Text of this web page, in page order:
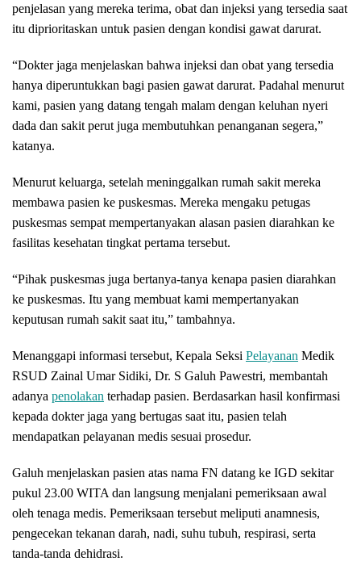
penjelasan yang mereka terima, obat dan injeksi yang tersedia saat
itu diprioritaskan untuk pasien dengan kondisi gawat darurat.
“Dokter jaga menjelaskan bahwa injeksi dan obat yang tersedia
hanya diperuntukkan bagi pasien gawat darurat. Padahal menurut
kami, pasien yang datang tengah malam dengan keluhan nyeri
dada dan sakit perut juga membutuhkan penanganan segera,”
katanya.
Menurut keluarga, setelah meninggalkan rumah sakit mereka
membawa pasien ke puskesmas. Mereka mengaku petugas
puskesmas sempat mempertanyakan alasan pasien diarahkan ke
fasilitas kesehatan tingkat pertama tersebut.
“Pihak puskesmas juga bertanya-tanya kenapa pasien diarahkan
ke puskesmas. Itu yang membuat kami mempertanyakan
keputusan rumah sakit saat itu,” tambahnya.
Menanggapi informasi tersebut, Kepala Seksi Pelayanan Medik
RSUD Zainal Umar Sidiki, Dr. S Galuh Pawestri, membantah
adanya penolakan terhadap pasien. Berdasarkan hasil konfirmasi
kepada dokter jaga yang bertugas saat itu, pasien telah
mendapatkan pelayanan medis sesuai prosedur.
Galuh menjelaskan pasien atas nama FN datang ke IGD sekitar
pukul 23.00 WITA dan langsung menjalani pemeriksaan awal
oleh tenaga medis. Pemeriksaan tersebut meliputi anamnesis,
pengecekan tekanan darah, nadi, suhu tubuh, respirasi, serta
tanda-tanda dehidrasi.